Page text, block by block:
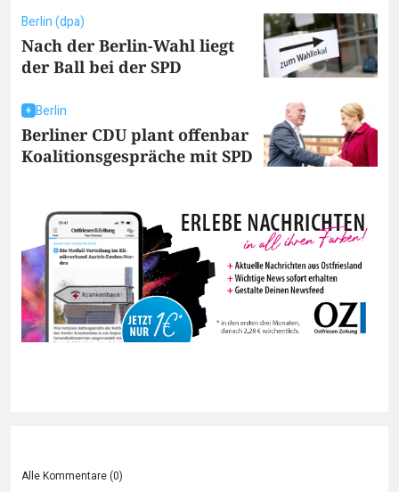
Berlin (dpa)
Nach der Berlin-Wahl liegt
der Ball bei der SPD
Berlin
Berliner CDU plant offenbar
Koalitionsgespräche mit SPD
Alle Kommentare (0)